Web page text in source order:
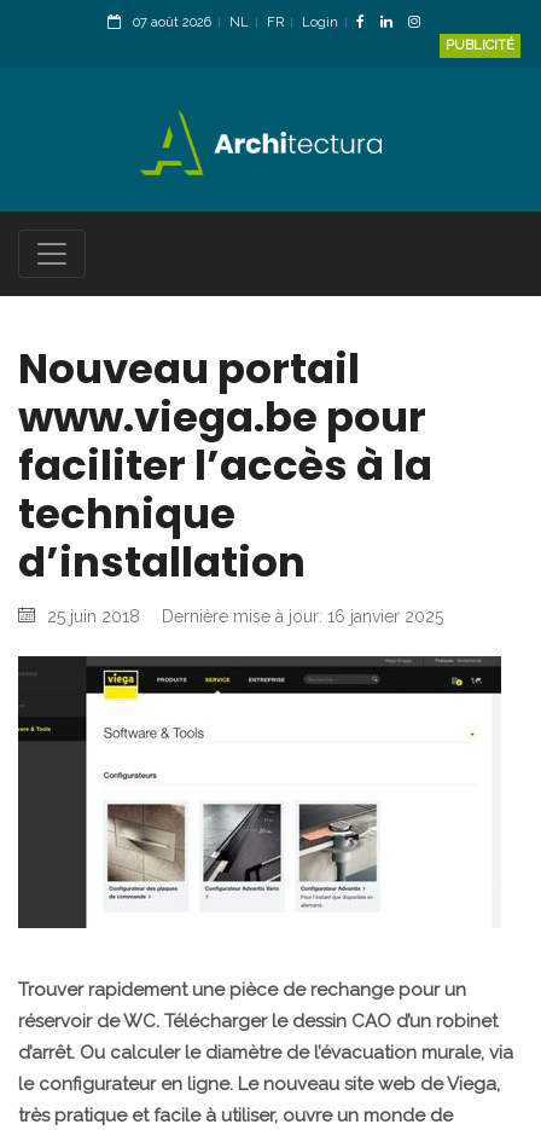
07 août 2026 NL FR
Login
PUBLICITÉ
Nouveau portail
www.viega.be pour
faciliter l’accès à la
technique
d’installation
25 juin 2018 Dernière mise à jour: 16 janvier 2025
Trouver rapidement une pièce de rechange pour un
réservoir de WC. Télécharger le dessin CAO d’un robinet
d’arrêt. Ou calculer le diamètre de l’évacuation murale, via
le configurateur en ligne. Le nouveau site web de Viega,
très pratique et facile à utiliser, ouvre un monde de